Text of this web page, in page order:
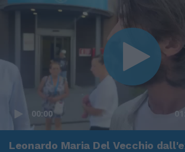
00:00
Leonardo Maria Del Vecchio